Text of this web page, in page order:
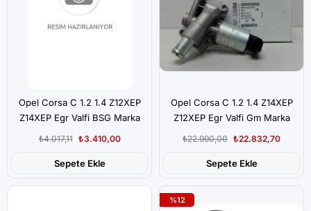
Opel Corsa C 1.2 1.4 Z12XEP
Z14XEP Egr Valfi BSG Marka
₺3.410,00
₺4.017,11
Sepete Ekle
Opel Corsa C 1.2 1.4 Z14XEP
Z12XEP Egr Valfi Gm Marka
₺22.832,70
₺22.990,00
Sepete Ekle
%12